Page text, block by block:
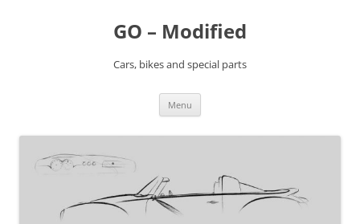
GO – Modified
Cars, bikes and special parts
Menu